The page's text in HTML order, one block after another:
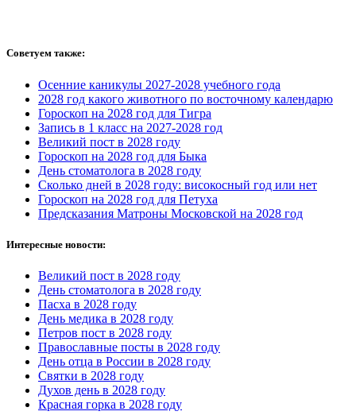
Советуем также:
Осенние каникулы 2027-2028 учебного года
2028 год какого животного по восточному календарю
Гороскоп на 2028 год для Тигра
Запись в 1 класс на 2027-2028 год
Великий пост в 2028 году
Гороскоп на 2028 год для Быка
День стоматолога в 2028 году
Сколько дней в 2028 году: високосный год или нет
Гороскоп на 2028 год для Петуха
Предсказания Матроны Московской на 2028 год
Интересные новости:
Великий пост в 2028 году
День стоматолога в 2028 году
Пасха в 2028 году
День медика в 2028 году
Петров пост в 2028 году
Православные посты в 2028 году
День отца в России в 2028 году
Святки в 2028 году
Духов день в 2028 году
Красная горка в 2028 году